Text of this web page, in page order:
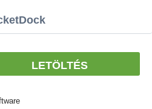
LETÖLTÉS